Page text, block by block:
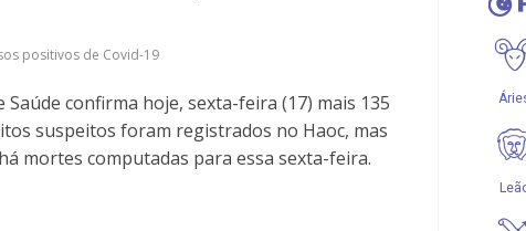
positivos de Covid-19
confirma hoje, sexta-feira (17) mais 135
suspeitos foram registrados no Haoc, mas
mortes computadas para essa sexta-feira.